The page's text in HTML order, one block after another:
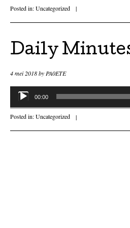
Posted in:Uncategorized |
Daily
4 mei 2018by PA0ETE
Audiospeler
00:00
Posted in:Uncategorized |